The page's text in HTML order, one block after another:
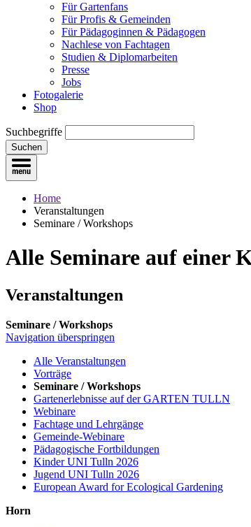
Für Gartenfans
Für Profis & Gemeinden
Für Pädagoginnen & Pädagogen
Nachlese von Fachtagen
Studien & Diplomarbeiten
Presse
Jobs
Fotogalerie
Shop
Suchbegriffe
Suchen
Home
Veranstaltungen
Seminare / Workshops
Alle Seminare auf einer
Veranstaltungen
Seminare / Workshops
Navigation überspringen
Alle Veranstaltungen
Vorträge
Seminare / Workshops
Gartenerlebnisse auf der GARTEN TULLN
Webinare
Fachtage und Lehrgänge
Gemeinde-Webinare
Pädagogische Fortbildungen
Kinder UNI Tulln 2026
Jugend UNI Tulln 2026
European Award for Ecological Gardening
Horn